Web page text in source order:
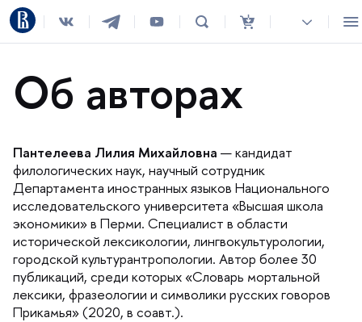
Об авторах
Пантелеева Лилия Михайловна — кандидат
филологических наук, научный сотрудник
Департамента иностранных языков Национального
исследовательского университета «Высшая школа
экономики» в Перми. Специалист в области
исторической лексикологии, лингвокультурологии,
ородской культурантропологии. Автор более 30
публикаций, среди которых «Словарь мортальной
лексики, фразеологии и символики русских говоро
Прикамья» (2020, в соавт.).